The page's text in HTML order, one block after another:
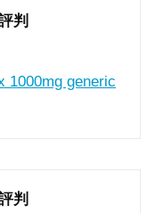
判
1000mg generic
判